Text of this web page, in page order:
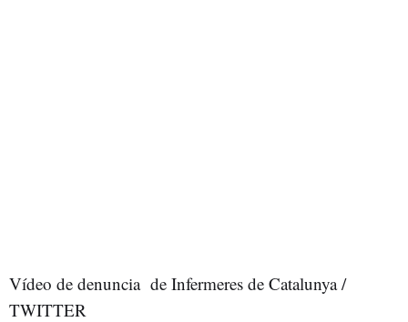
Vídeo de denuncia de Infermeres de Catalunya /
TWITTER